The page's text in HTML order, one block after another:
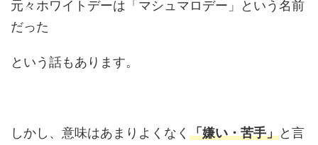
元々ホワイトデーは「マシュマロデー」という名前
だった
という話もあります。
しかし、意味はあまりよくなく 「嫌い・苦手」と言